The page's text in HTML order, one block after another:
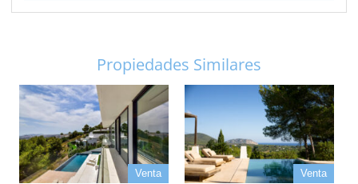
Propiedades Similares
Venta
Venta